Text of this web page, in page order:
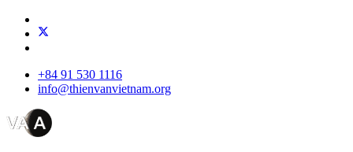
+84 91 530 1116
info@thienvanvietnam.org